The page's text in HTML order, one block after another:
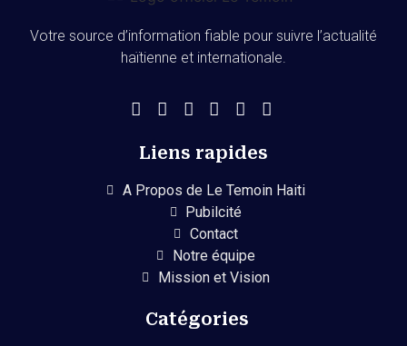
Votre source d’information fiable pour suivre l’actualité
haïtienne et internationale.
Liens rapides
A Propos de Le Temoin Haiti
Pubilcité
Contact
Notre équipe
Mission et Vision
Catégories